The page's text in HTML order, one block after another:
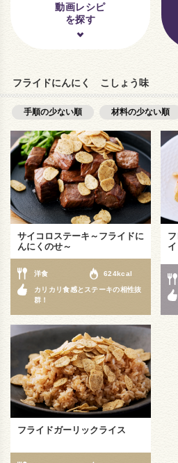
動画レシピ
を探す
フライドにんにく こしょう味
手順の少ない順 材料の少ない順
サイコロステーキ～フライドに
んにくのせ～
洋食 624kcal
カリカリ食感とステーキの相性抜
群！
フライドガーリックライス